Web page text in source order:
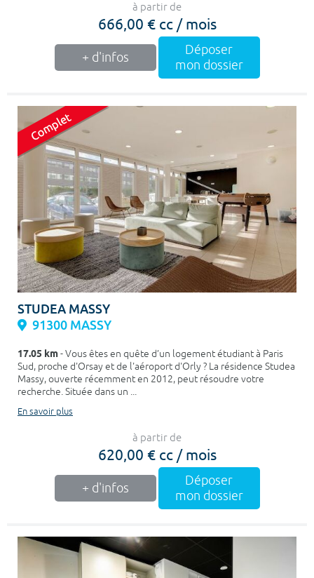
à partir de
666,00 € cc / mois
+ d'infos
Déposer
mon dossier
STUDEA MASSY
91300 MASSY
17.05 km- Vous êtes en quête d’un logement étudiant à Paris
Sud, proche d'Orsay et de l'aéroport d'Orly ? La résidence Studea
Massy, ouverte récemment en 2012, peut résoudre votre
recherche. Située dans un ...
En savoir plus
à partir de
620,00 € cc / mois
+ d'infos
Déposer
mon dossier